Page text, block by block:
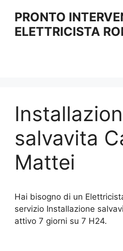
contenuto
PRONTO
ELETTRICISTA
salvavita
Mattei
Hai bisogno di un
servizio Installazione
attivo 7 giorni su 7 H24.